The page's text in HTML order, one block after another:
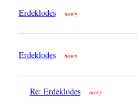
Erdeklodes nowy
Erdeklodes nowy
Re: Erdeklodes nowy